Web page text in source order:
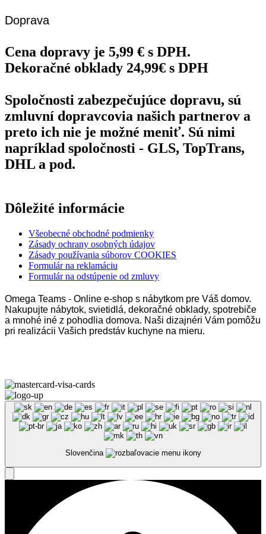
Doprava
Cena dopravy je 5,99 € s DPH.
Dekoračné obklady 24,99€ s DPH
Spoločnosti zabezpečujúce dopravu, sú
zmluvní dopravcovia našich partnerov a
preto ich nie je možné meniť. Sú nimi
napríklad spoločnosti - GLS, TopTrans,
DHL a pod.
Dôležité informácie
Všeobecné obchodné podmienky
Zásady ochrany osobných údajov
Zásady používania súborov COOKIES
Formulár na reklamáciu
Formulár na odstúpenie od zmluvy
Omega Teams - Online e-shop s nábytkom pre Váš domov.
Nakupujte nábytok, svietidlá, dekoračné obklady, spotrebiče
a mnohé iné z pohodlia domova. Naši dizajnéri Vám pomôžu
pri realizácii Vašich predstáv kuchyne na mieru.
Slovenčina